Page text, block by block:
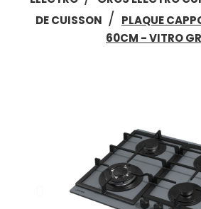
DE CUISSON
PLAQUE
60CM - VITRO